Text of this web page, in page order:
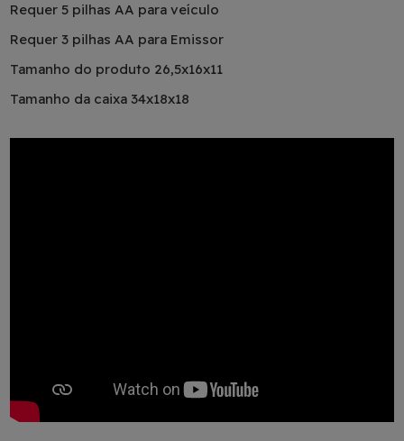
Requer 5 pilhas AA para veículo
Requer 3 pilhas AA para Emissor
Tamanho do produto 26,5x16x11
Tamanho da caixa 34x18x18